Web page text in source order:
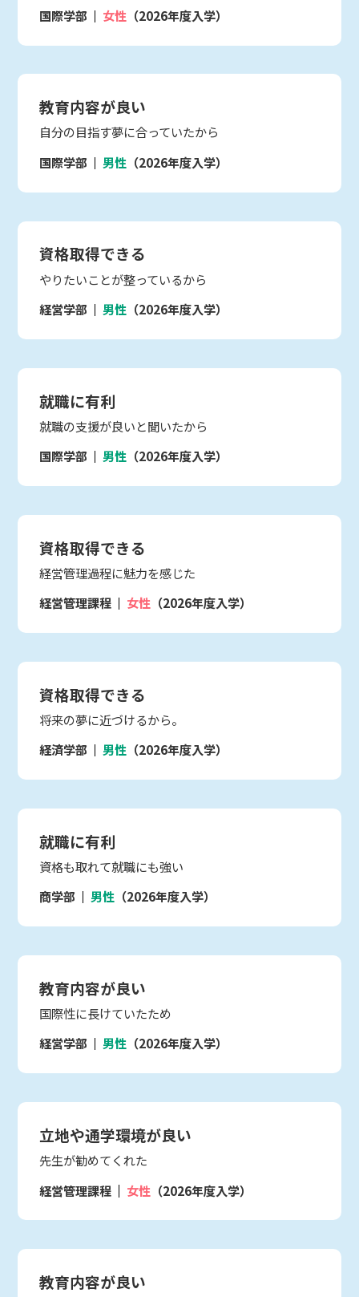
国際学部 女性 （2026年度入学）
教育内容が良い
自分の目指す夢に合っていたから
国際学部
男性 （2026年度入学）
資格取得できる
やりたいことが整っているから
経営学部
男性 （2026年度入学）
就職に有利
就職の支援が良いと聞いたから
国際学部
男性 （2026年度入学）
資格取得できる
経営管理過程に魅力を感じた
経営管理課程
女性 （2026年度入学）
資格取得できる
将来の夢に近づけるから。
経済学部
男性 （2026年度入学）
就職に有利
資格も取れて就職にも強い
商学部
男性 （2026年度入学）
教育内容が良い
国際性に長けていたため
経営学部
男性 （2026年度入学）
立地や通学環境が良い
先生が勧めてくれた
経営管理課程
女性 （2026年度入学）
教育内容が良い